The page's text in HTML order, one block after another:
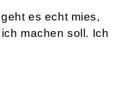
es echt mies,
machen soll. Ich